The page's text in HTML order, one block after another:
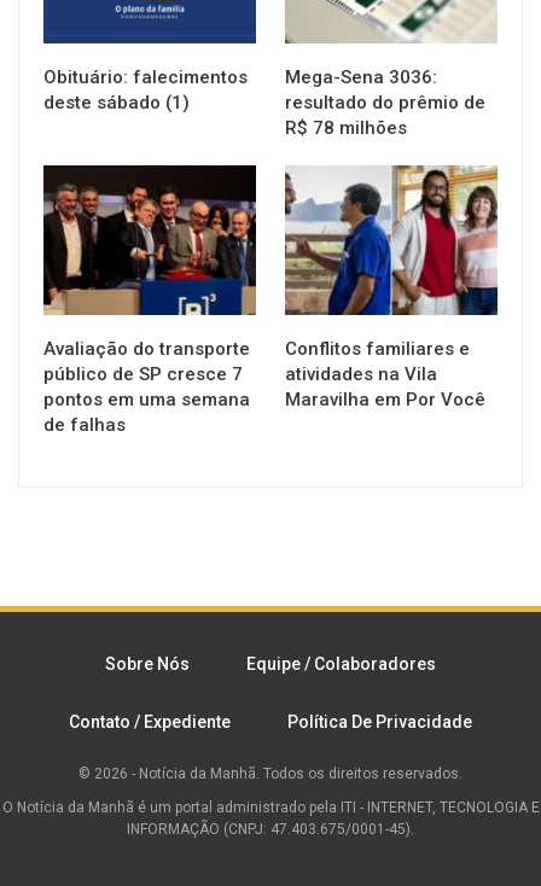
Obituário: falecimentos
deste sábado (1)
Mega-Sena 3036:
resultado do prêmio de
R$ 78 milhões
NOTÍCIAS
Avaliação do transporte
público de SP cresce 7
pontos em uma semana
de falhas
NOTÍCIAS
Conflitos familiares e
atividades na Vila
Maravilha em Por Você
Sobre Nós Equipe / Colaboradores
Contato / Expediente Política De Privacidade
© 2026 - Notícia da Manhã. Todos os direitos reservados.
O Notícia da Manhã é um portal administrado pela ITI - INTERNET, TECNOLOGIA E
INFORMAÇÃO (CNPJ: 47.403.675/0001-45).